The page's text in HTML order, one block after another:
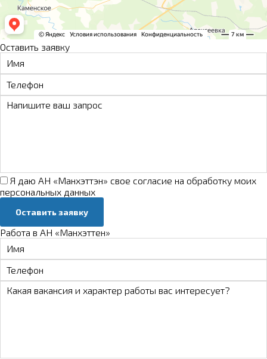
Оставить заявку
Я даю АН «Манхэттэн» свое согласие на обработку моих
персональных данных
Оставить заявку
Работа в АН «Манхэттен»